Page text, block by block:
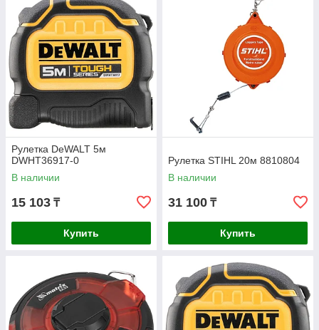
Рулетка DeWALT 5м
DWHT36917-0
В наличии
15 103 ₸
Купить
Рулетка STIHL 20м 8810804
В наличии
31 100 ₸
Купить